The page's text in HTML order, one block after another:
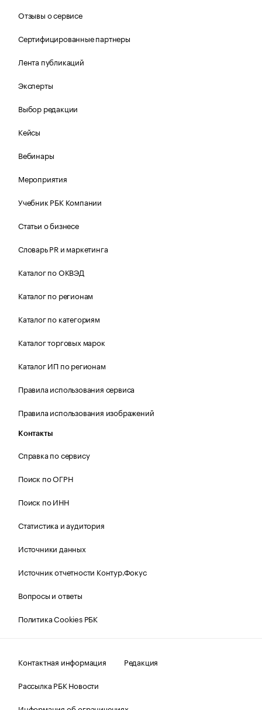
Отзывы о сервисе
Сертифицированные партнеры
Лента публикаций
Эксперты
Выбор редакции
Кейсы
Вебинары
Мероприятия
Учебник РБК Компании
Статьи о бизнесе
Словарь PR и маркетинга
Каталог по ОКВЭД
Каталог по регионам
Каталог по категориям
Каталог торговых марок
Каталог ИП по регионам
Правила использования сервиса
Правила использования изображений
Контакты
Справка по сервису
Поиск по ОГРН
Поиск по ИНН
Статистика и аудитория
Источники данных
Источник отчетности Контур.Фокус
Вопросы и ответы
Политика Cookies РБК
Контактная информация
Редакция
Рассылка РБК Новости